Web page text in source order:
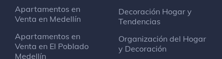
Apartamentos en
Venta en Medellín
Apartamentos en
Venta en El Poblado
Medellín
Decoración Hogar y
Tendencias
Organización del Hogar
y Decoración